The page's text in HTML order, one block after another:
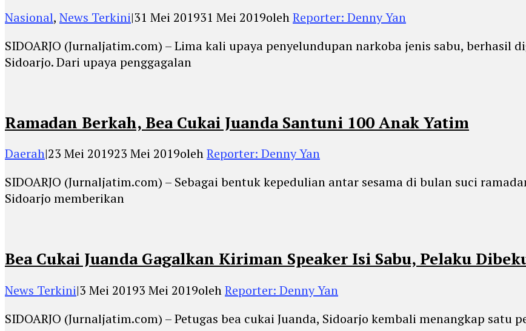
Nasional, News Terkini|31 Mei 201931 Mei 2019olehReporter: Denny Yan
SIDOARJO (Jurnaljatim.com) – Lima kali upaya penyelundupan narkoba jenis sabu, berhasil
Sidoarjo. Dari upaya penggagalan
Ramadan Berkah, Bea Cukai Juanda Santuni 100 Anak Yatim
Daerah|23 Mei 201923 Mei 2019olehReporter: Denny Yan
SIDOARJO (Jurnaljatim.com) – Sebagai bentuk kepedulian antar sesama di bulan suci
Sidoarjo memberikan
Bea Cukai Juanda Gagalkan Kiriman Speaker Isi Sabu, Pelaku
News Terkini|3 Mei 20193 Mei 2019olehReporter: Denny Yan
SIDOARJO (Jurnaljatim.com) – Petugas bea cukai Juanda, Sidoarjo kembali menangkap